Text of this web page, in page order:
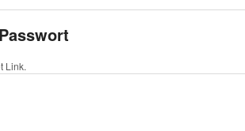
Link.